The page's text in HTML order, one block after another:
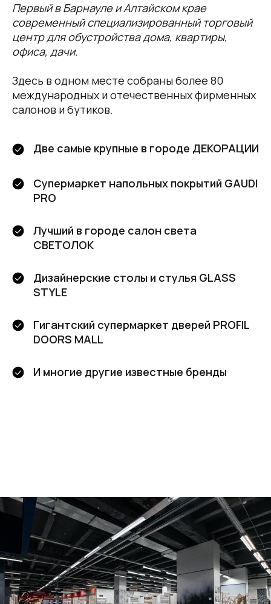
Первый в Барнауле и Алтайском крае
современный специализированный торговый
центр для обустройства дома, квартиры,
офиса, дачи.
Здесь в одном месте собраны более 80
международных и отечественных фирменных
салонов и бутиков.
Две самые крупные в городе ДЕКОРАЦИИ
Супермаркет напольных покрытий GAUDI
PRO
Лучший в городе салон света
СВЕТОЛОК
Дизайнерские столы и стулья GLASS
STYLE
Гигантский супермаркет дверей PROFIL
DOORS MALL
И многие другие известные бренды